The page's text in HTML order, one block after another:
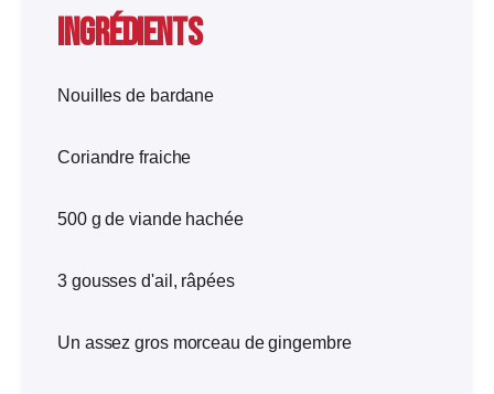
Ingrédients
Nouilles de bardane
Coriandre fraiche
500 g de viande hachée
3 gousses d'ail, râpées
Un assez gros morceau de gingembre